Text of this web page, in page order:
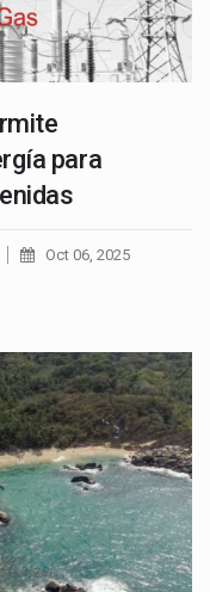
para
Oct 06, 2025